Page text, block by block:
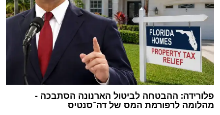
פלורידה: ההבטחה לביטול הארנונה הסתבכה -
מהלומה לרפורמת המס של דה־סנטיס